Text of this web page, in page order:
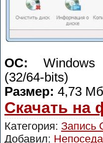
ОС: Windows
(32/64-bits)
Размер: 4,73 Мб
Скачать на
Категория: Запись
Добавил: Непоседа